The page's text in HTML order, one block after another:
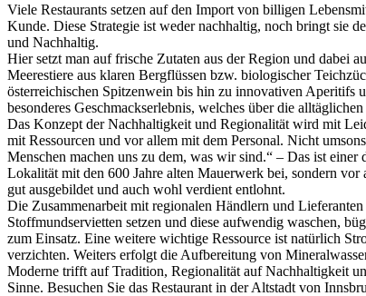
Viele Restaurants setzen auf den Import von billigen
Kunde. Diese Strategie ist weder nachhaltig, noch bringt sie
und Nachhaltig.
Hier setzt man auf frische Zutaten aus der Region und
Meerestiere aus klaren Bergflüssen bzw. biologischer
österreichischen Spitzenwein bis hin zu innovativen Aperitifs
besonderes Geschmackserlebnis, welches über die
Das Konzept der Nachhaltigkeit und Regionalität wird mit
mit Ressourcen und vor allem mit dem Personal. Nicht
Menschen machen uns zu dem, was wir sind.“ – Das ist
Lokalität mit den 600 Jahre alten Mauerwerk bei, sondern
gut ausgebildet und auch wohl verdient entlohnt.
Die Zusammenarbeit mit regionalen Händlern und
Stoffmundservietten setzen und diese aufwendig waschen,
zum Einsatz. Eine weitere wichtige Ressource ist natürlich
verzichten. Weiters erfolgt die Aufbereitung von
Moderne trifft auf Tradition, Regionalität auf Nachhaltigkeit
Sinne. Besuchen Sie das Restaurant in der Altstadt von